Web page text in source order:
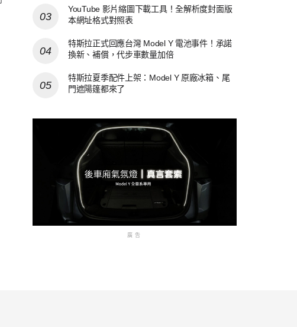
YouTube 影片縮圖下載工具！全解析度封面版
本網址格式對照表
特斯拉正式回應台灣 Model Y 電池事件！承諾
換新、補償，代步車數量加倍
特斯拉夏季配件上架：Model Y 原廠冰箱、尾
門遮陽篷都來了
廣告